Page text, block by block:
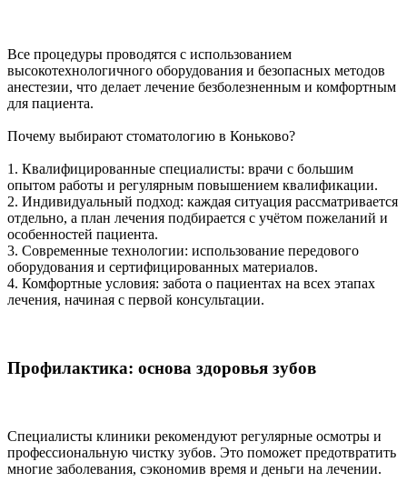
Все процедуры проводятся с использованием
высокотехнологичного оборудования и безопасных методов
анестезии, что делает лечение безболезненным и комфортным
для пациента.
Почему выбирают стоматологию в Коньково?
1. Квалифицированные специалисты: врачи с большим
опытом работы и регулярным повышением квалификации.
2. Индивидуальный подход: каждая ситуация рассматривается
отдельно, а план лечения подбирается с учётом пожеланий и
особенностей пациента.
3. Современные технологии: использование передового
оборудования и сертифицированных материалов.
4. Комфортные условия: забота о пациентах на всех этапах
лечения, начиная с первой консультации.
Профилактика: основа здоровья зубов
Специалисты клиники рекомендуют регулярные осмотры и
профессиональную чистку зубов. Это поможет предотвратить
многие заболевания, сэкономив время и деньги на лечении.